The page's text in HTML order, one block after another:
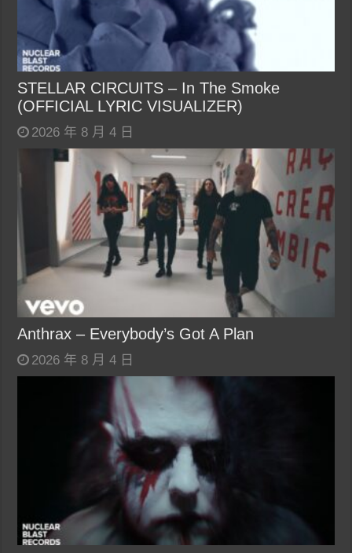
STELLAR CIRCUITS – In The Smoke
(OFFICIAL LYRIC VISUALIZER)
2026 年 8 月 4 日
Anthrax – Everybody’s Got A Plan
2026 年 8 月 4 日